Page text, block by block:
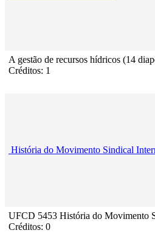
A gestão de recursos hídricos (14
Créditos: 1
História do Movimento Sindical
UFCD 5453 História do Movimento
Créditos: 0